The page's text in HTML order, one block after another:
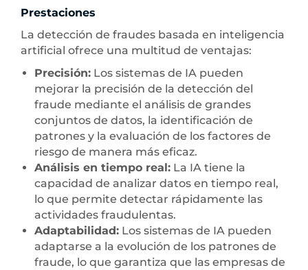
Prestaciones
La detección de fraudes basada en inteligencia
artificial ofrece una multitud de ventajas:
Precisión: Los sistemas de IA pueden
mejorar la precisión de la detección del
fraude mediante el análisis de grandes
conjuntos de datos, la identificación de
patrones y la evaluación de los factores de
riesgo de manera más eficaz.
Análisis en tiempo real: La IA tiene la
capacidad de analizar datos en tiempo real,
lo que permite detectar rápidamente las
actividades fraudulentas.
Adaptabilidad: Los sistemas de IA pueden
adaptarse a la evolución de los patrones de
fraude, lo que garantiza que las empresas de